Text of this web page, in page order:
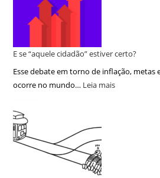
E se “aquele cidadão” estiver certo?
Esse debate em torno de inflação, metas
ocorre no mundo… Leia mais